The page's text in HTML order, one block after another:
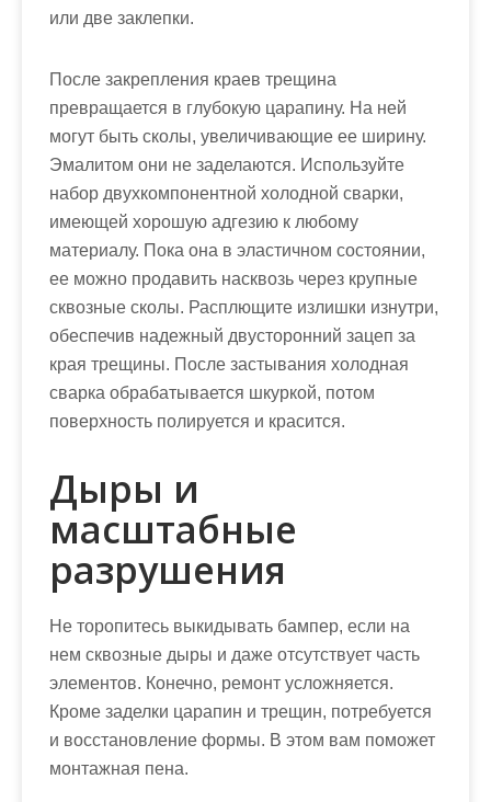
или две заклепки.
После закрепления краев трещина
превращается в глубокую царапину. На ней
могут быть сколы, увеличивающие ее ширину.
Эмалитом они не заделаются. Используйте
набор двухкомпонентной холодной сварки,
имеющей хорошую адгезию к любому
материалу. Пока она в эластичном состоянии,
ее можно продавить насквозь через крупные
сквозные сколы. Расплющите излишки изнутри,
обеспечив надежный двусторонний зацеп за
края трещины. После застывания холодная
сварка обрабатывается шкуркой, потом
поверхность полируется и красится.
Дыры и
масштабные
разрушения
Не торопитесь выкидывать бампер, если на
нем сквозные дыры и даже отсутствует часть
элементов. Конечно, ремонт усложняется.
Кроме заделки царапин и трещин, потребуется
и восстановление формы. В этом вам поможет
монтажная пена.